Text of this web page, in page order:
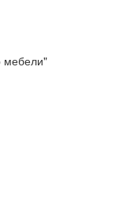
мебели"